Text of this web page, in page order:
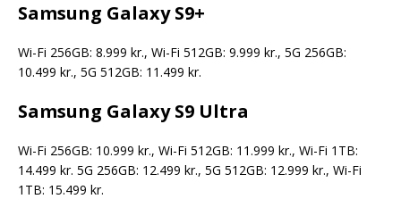
Samsung Galaxy S9+
Wi-Fi 256GB: 8.999 kr., Wi-Fi 512GB: 9.999 kr., 5G 256GB:
10.499 kr., 5G 512GB: 11.499 kr.
Samsung Galaxy S9 Ultra
Wi-Fi 256GB: 10.999 kr., Wi-Fi 512GB: 11.999 kr., Wi-Fi 1TB:
14.499 kr. 5G 256GB: 12.499 kr., 5G 512GB: 12.999 kr., Wi-Fi
1TB: 15.499 kr.